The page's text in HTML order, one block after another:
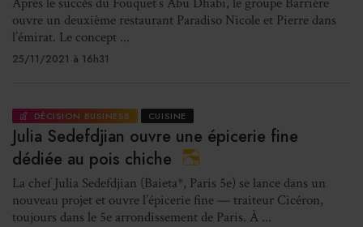
ouvre un deuxième restaurant Paradiso Nicole et Pierre dans
l’émirat. Le concept ...
25/11/2021 à 16h31
DÉCISION BUSINESS CUISINE
Julia Sedefdjian ouvre une épicerie fine
dédiée au pois chiche
La chef Julia Sedefdjian (Baieta*, Paris 5e) se lance dans un
nouveau projet et ouvre l’épicerie fine — traiteur Cicéron,
toujours dans le 5e arrondissement de Paris. À ...